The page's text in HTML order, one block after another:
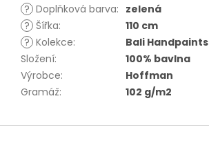
? Doplňková barva: zelená
? Šířka:
110 cm
? Kolekce:
Bali Handpaints
Složení:
100% bavlna
Výrobce:
Hoffman
Gramáž: 102 g/m2
Z